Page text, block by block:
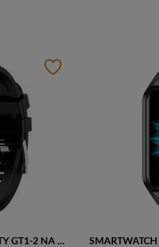
SMARTWATCH UNISEX GRAVITY GT1-2 NA PASKU - PULSOMETR, WŁASNE TARCZE (sg015b)